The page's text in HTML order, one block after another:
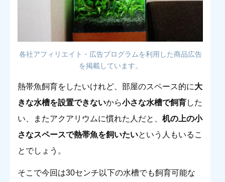
各社アフィリエイト・広告プログラムを利用した商品広告
を掲載しています。
熱帯魚飼育をしたいけれど、部屋のスペース的に大
きな水槽を設置できないから小さな水槽で飼育した
い、またアクアリウムに慣れた人だと、 机の上の小
さなスペースで熱帯魚を飼いたいという人もいるこ
とでしょう。
そこで今回は30センチ以下の水槽でも飼育可能な